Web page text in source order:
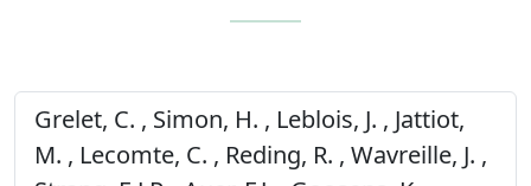
Grelet, C. , Simon, H. , Leblois, J. , Jattiot,
M. , Lecomte, C. , Reding, R. , Wavreille, J. ,